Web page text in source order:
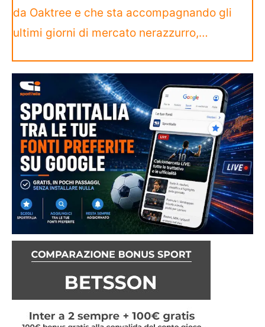
da Oaktree e che sta accompagnando gli
ultimi giorni di mercato nerazzurro,…